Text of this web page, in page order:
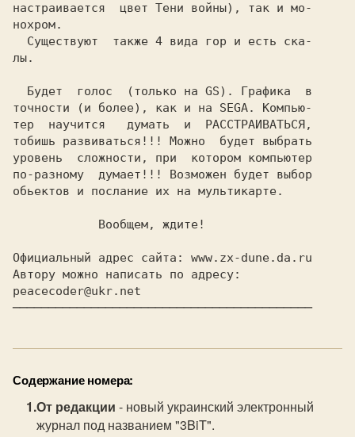
настраивается  цвет Тени войны), так и мо-
нохром.
лы.
точности (и более), как и на SEGA. Компью-
тер  научится   думать  и  РАССТРАИВАТЬСЯ,
тобишь развиваться!!! Можно  будет выбрать
уровень  сложности, при  котором компьютер
по-разному  думает!!! Возможен будет выбор
обьектов и послание их на мультикарте.
Автору можно написать по адресу:
──────────────────────────────────────────
Содержание номера:
От редакции - новый украинский электронный
журнал под названием "3BiT".